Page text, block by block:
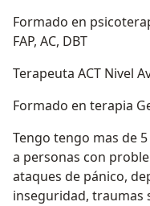
Formado en
FAP, AC, DBT
Terapeuta ACT Nivel
Formado en terapia
Tengo tengo mas de
a personas con
ataques de pánico,
inseguridad, traumas